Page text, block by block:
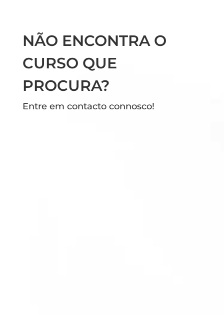
NÃO ENCONTRA O
CURSO QUE
PROCURA?
Entre em contacto connosco!